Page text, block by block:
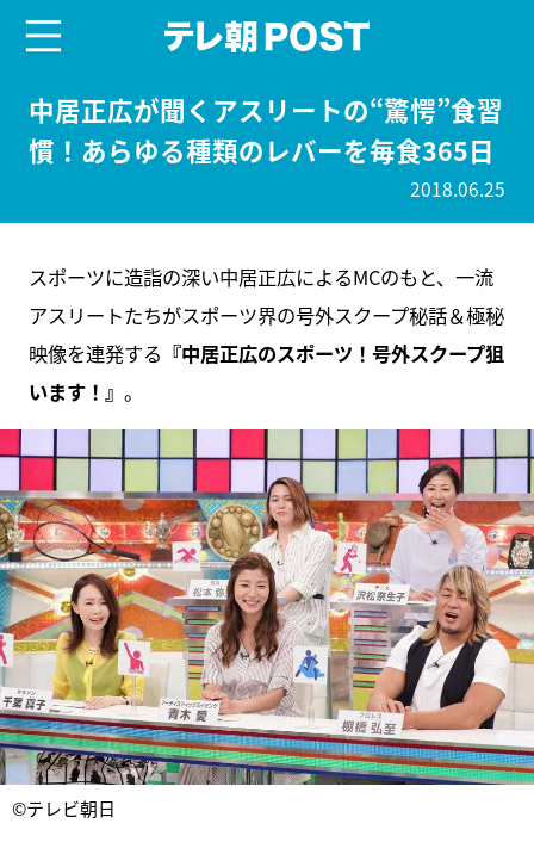
中居正広が聞くアスリートの“驚愕”食習
慣！あらゆる種類のレバーを毎食365日
2018.06.25
スポーツに造詣の深い中居正広によるMCのもと、一流
アスリートたちがスポーツ界の号外スクープ秘話＆極秘
映像を連発する 『中居正広のスポーツ！号外スクープ狙
います！』 。
©テレビ朝日